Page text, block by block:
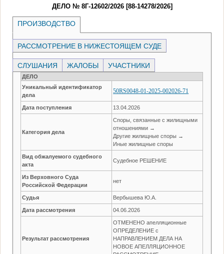
ДЕЛО № 8Г-12602/2026 [88-14278/2026]
ПРОИЗВОДСТВО
РАССМОТРЕНИЕ В НИЖЕСТОЯЩЕМ СУДЕ
СЛУШАНИЯ ЖАЛОБЫ УЧАСТНИКИ
ДЕЛО
Уникальный идентификатор
дела
50RS0048-01-2025-002026-71
Дата поступления 13.04.2026
Категория дела
Споры, связанные с жилищными
отношениями →
Другие жилищные споры →
Иные жилищные споры
Вид обжалуемого судебного
акта
Судебное РЕШЕНИЕ
Из Верховного Суда
Российской Федерации
нет
Судья Вербышева Ю.А.
Дата рассмотрения 04.06.2026
Результат рассмотрения
ОТМЕНЕНО апелляционные
ОПРЕДЕЛЕНИЕ с
НАПРАВЛЕНИЕМ ДЕЛА НА
НОВОЕ АПЕЛЛЯЦИОННОЕ